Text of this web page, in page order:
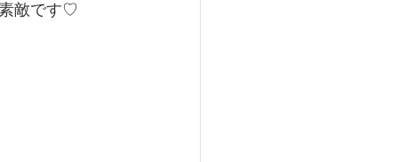
敵です♡